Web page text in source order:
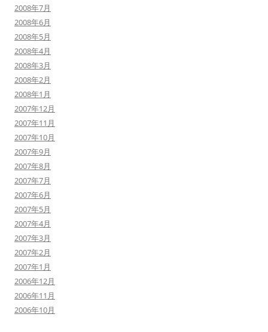
2008年7月
2008年6月
2008年5月
2008年4月
2008年3月
2008年2月
2008年1月
2007年12月
2007年11月
2007年10月
2007年9月
2007年8月
2007年7月
2007年6月
2007年5月
2007年4月
2007年3月
2007年2月
2007年1月
2006年12月
2006年11月
2006年10月